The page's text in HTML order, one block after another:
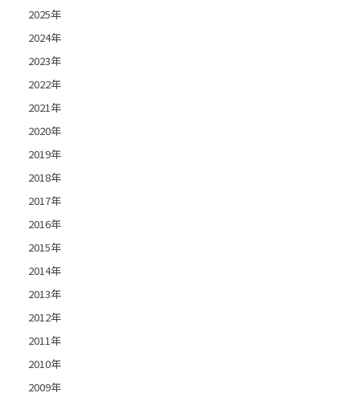
2025年
2024年
2023年
2022年
2021年
2020年
2019年
2018年
2017年
2016年
2015年
2014年
2013年
2012年
2011年
2010年
2009年